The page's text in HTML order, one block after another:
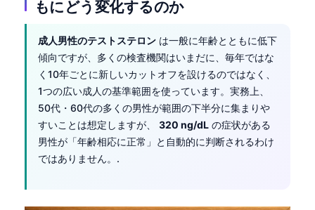
もにどう変化するのか
成人男性のテストステロン は一般に年齢とともに低下
傾向ですが、多くの検査機関はいまだに、毎年ではな
く10年ごとに新しいカットオフを設けるのではなく、
1つの広い成人の基準範囲を使っています。実務上、
50代・60代の多くの男性が範囲の下半分に集まりや
すいことは想定しますが、 320 ng/dL の症状がある
男性が「年齢相応に正常」と自動的に判断されるわけ
ではありません。.